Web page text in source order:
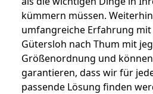
kümmern müssen.
umfangreiche Erfahrung
Gütersloh nach Thum mit
Größenordnung und
garantieren, dass wir für
passende Lösung finden